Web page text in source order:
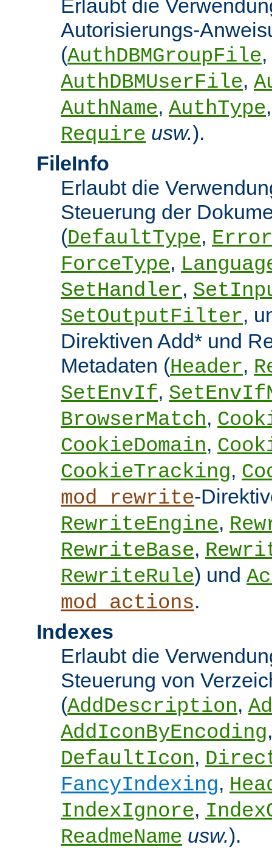
Erlaubt die
Autorisierungs-
(AuthDBMGroupFile,
AuthDBMUserFile,
AuthName, AuthType
Require usw.).
FileInfo
Erlaubt die
Steuerung der
(DefaultType,
ForceType,
SetHandler,
SetOutputFilter,
Direktiven Add* und
Metadaten (Header,
SetEnvIf,
BrowserMatch,
CookieDomain,
CookieTracking,
mod_rewrite-
RewriteEngine,
RewriteBase,
RewriteRule) und
mod_actions.
Indexes
Erlaubt die
Steuerung von
(AddDescription,
AddIconByEncoding
DefaultIcon,
FancyIndexing,
IndexIgnore,
ReadmeName usw.).